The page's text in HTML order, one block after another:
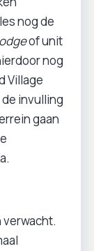
nog de
of unit
nog
Village
invulling
gaan